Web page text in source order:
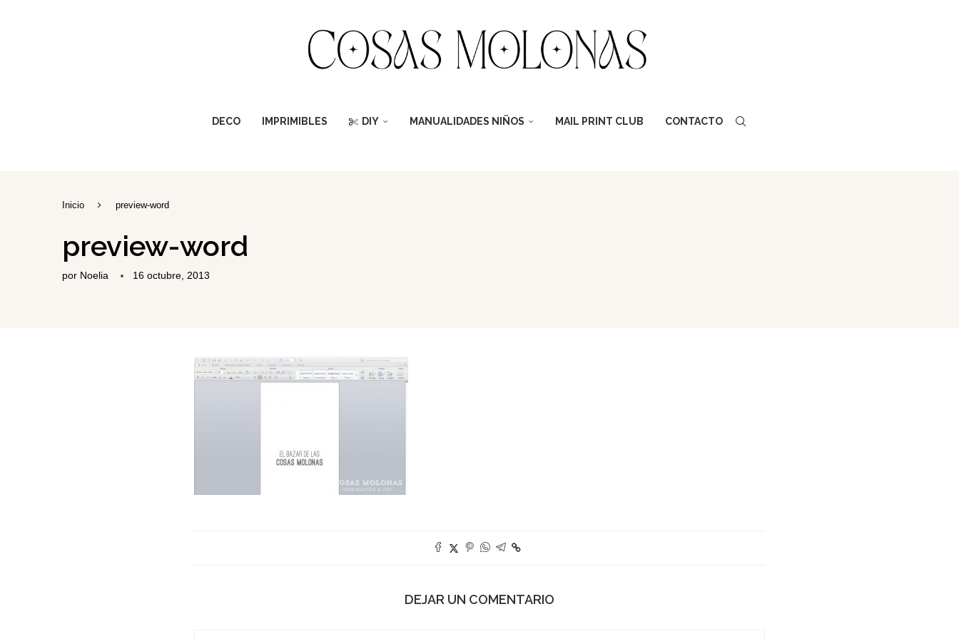
DECO IMPRIMIBLES DIY MANUALIDADES NIÑOS MAIL PRINT CLUB CONTACTO
Inicio preview-word
preview-word
por Noelia 16 octubre, 2013
DEJAR UN COMENTARIO